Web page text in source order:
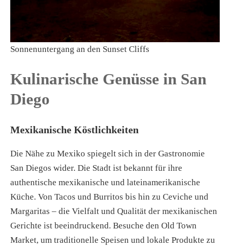
Sonnenuntergang an den Sunset Cliffs
Kulinarische Genüsse in San
Diego
Mexikanische Köstlichkeiten
Die Nähe zu Mexiko spiegelt sich in der Gastronomie
San Diegos wider. Die Stadt ist bekannt für ihre
authentische mexikanische und lateinamerikanische
Küche. Von Tacos und Burritos bis hin zu Ceviche und
Margaritas – die Vielfalt und Qualität der mexikanischen
Gerichte ist beeindruckend. Besuche den Old Town
Market, um traditionelle Speisen und lokale Produkte zu